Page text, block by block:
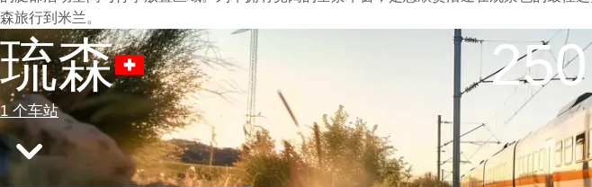
森旅行到米兰。
琉森
1 个车站